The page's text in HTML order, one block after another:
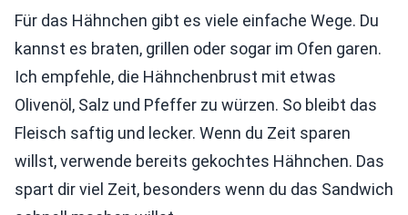
Für das Hähnchen gibt es viele einfache Wege. Du
kannst es braten, grillen oder sogar im Ofen garen.
Ich empfehle, die Hähnchenbrust mit etwas
Olivenöl, Salz und Pfeffer zu würzen. So bleibt das
Fleisch saftig und lecker. Wenn du Zeit sparen
willst, verwende bereits gekochtes Hähnchen. Das
spart dir viel Zeit, besonders wenn du das Sandwich